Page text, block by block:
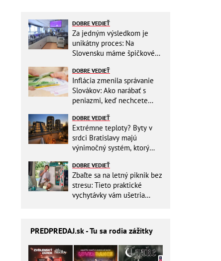
DOBRE VEDIEŤ
Za jedným výsledkom je
unikátny proces: Na
Slovensku máme špičkové
DOBRE VEDIEŤ
Inflácia zmenila správanie
Slovákov: Ako narábať s
peniazmi, keď nechcete
DOBRE VEDIEŤ
Extrémne teploty? Byty v
srdci Bratislavy majú
výnimočný systém, ktorý
DOBRE VEDIEŤ
Zbaľte sa na letný piknik bez
stresu: Tieto praktické
vychytávky vám ušetria
PREDPREDAJ.sk - Tu sa rodia zážitky